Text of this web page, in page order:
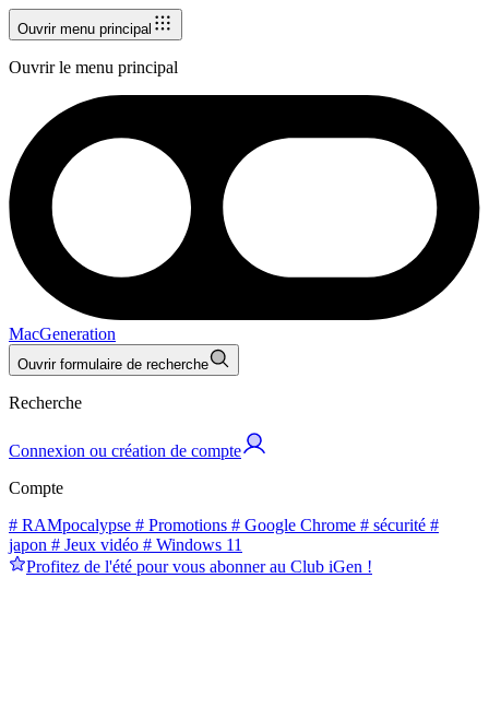
Ouvrir menu principal
Ouvrir le menu principal
MacGeneration
Ouvrir formulaire de recherche
Recherche
Connexion ou création de compte
Compte
# RAMpocalypse # Promotions # Google Chrome # sécurité #
japon # Jeux vidéo # Windows 11
Profitez de l'été pour vous abonner au Club iGen !